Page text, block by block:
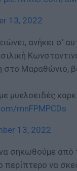
13, 2022
ανήκει σ'
στο Μαραθώνιο,
μυελοειδές
rnnFPMPCDs
13, 2022
σηκωθούμε από
περίπτερο να